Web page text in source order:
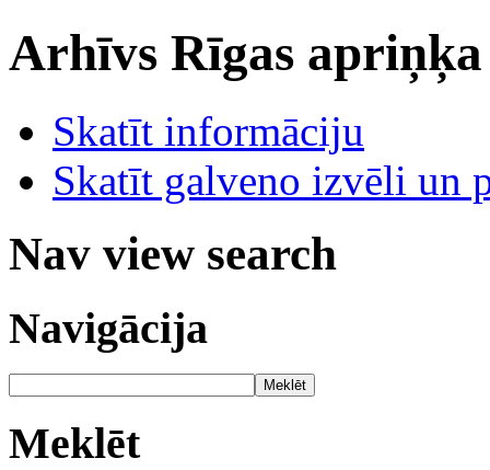
Arhīvs Rīgas
Skatīt informāciju
Skatīt galveno izvēli un
Nav view search
Navigācija
Meklēt
Meklēt